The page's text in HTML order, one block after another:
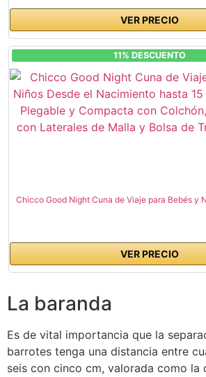
VER PRECIO
11% DESCUENTO
Chicco Good Night Cuna de Viaje para Bebés y
VER PRECIO
La baranda
Es de vital importancia que la
barrotes tenga una distancia entre
seis con cinco cm, valorada como la